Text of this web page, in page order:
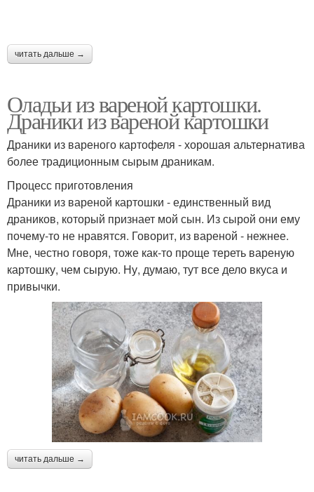
Оладьи с сосисками
Оладьи из сырой
Картофельно-мясные
Оладьи на кефире
читать дальше →
Оладьи из вареной картошки.
Драники из вареной картошки
Драники из вареного картофеля - хорошая альтернатива
более традиционным сырым драникам.
Процесс приготовления
Драники из вареной картошки - единственный вид
драников, который признает мой сын. Из сырой они ему
почему-то не нравятся. Говорит, из вареной - нежнее.
Мне, честно говоря, тоже как-то проще тереть вареную
картошку, чем сырую. Ну, думаю, тут все дело вкуса и
привычки.
читать дальше →